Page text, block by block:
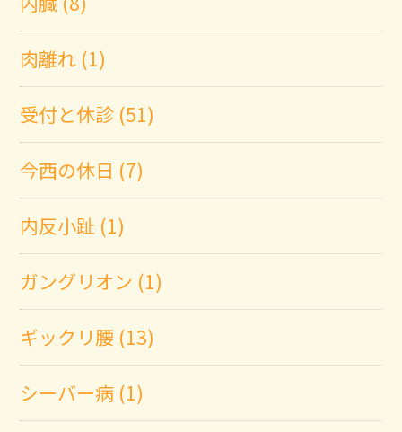
肉離れ (1)
受付と休診 (51)
今西の休日 (7)
内反小趾 (1)
ガングリオン (1)
ギックリ腰 (13)
シーバー病 (1)